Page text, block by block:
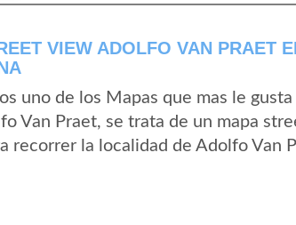
VIEW ADOLFO VAN PRAET
uno de los Mapas que mas le
Van Praet, se trata de un mapa
recorrer la localidad de Adolfo Van